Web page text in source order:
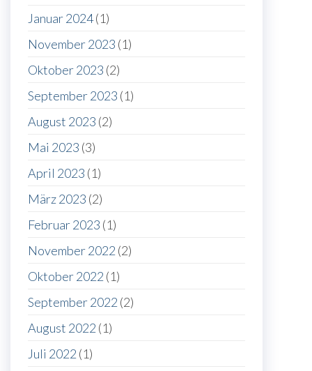
Januar 2024(1)
November 2023 (1)
Oktober 2023 (2)
September 2023 (1)
August 2023 (2)
Mai 2023 (3)
April 2023 (1)
März 2023 (2)
Februar 2023 (1)
November 2022 (2)
Oktober 2022 (1)
September 2022 (2)
August 2022 (1)
Juli 2022 (1)